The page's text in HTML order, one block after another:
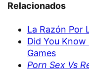
Relacionados
La Razón Por
Did You Know
Games
Porn Sex Vs